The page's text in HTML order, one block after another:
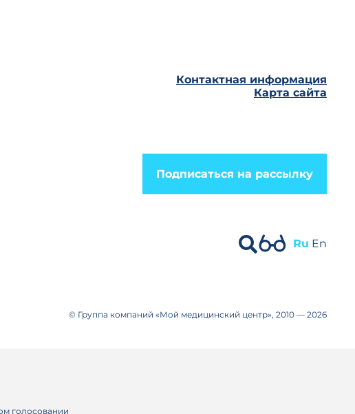
Контактная информация
Карта сайта
Подписаться на рассылку
Ru En
© Группа компаний «Мой медицинский центр», 2010 — 2026
голосовании